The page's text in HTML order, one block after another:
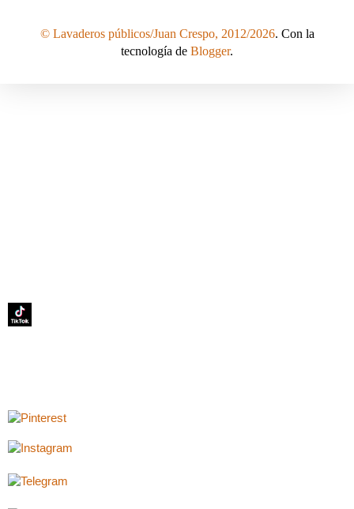
© Lavaderos públicos/Juan Crespo, 2012/2026. Con la
tecnología de Blogger.